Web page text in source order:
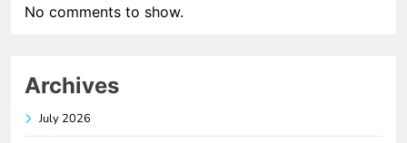
No comments to show.
Archives
July 2026